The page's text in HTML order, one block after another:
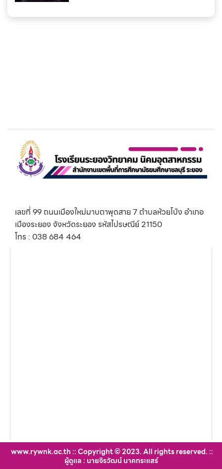
เลขที่ 99 ถนนเมืองใหม่มาบตาพุดสาย 7 ตำบลห้วยโป่ง อำเภอ
เมืองระยอง จังหวัดระยอง รหัสไปรษณีย์ 21150
โทร : 038 684 464
www.rywnk.ac.th :: Copyright © 2023. All rights reserved. ::
ผู้ดูแล : นายจิรวัฒน์ นาคกระแสร์